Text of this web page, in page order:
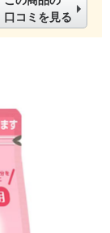
口コミを見る